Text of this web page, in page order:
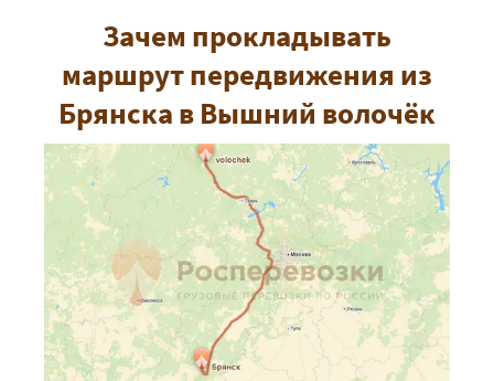
Зачем прокладывать
маршрут передвижения из
Брянска в Вышний волочёк